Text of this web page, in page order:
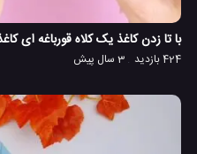
با تا زدن کاغذ یک کلاه قورباغه ای
424 بازدید 3 سال پیش